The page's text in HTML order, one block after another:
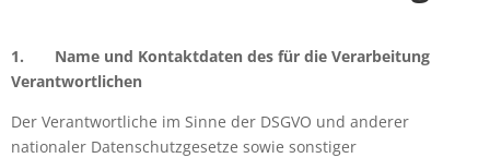
1. Name und Kontaktdaten des für die Verarbeitung
Verantwortlichen
Der Verantwortliche im Sinne der DSGVO und anderer
nationaler Datenschutzgesetze sowie sonstiger